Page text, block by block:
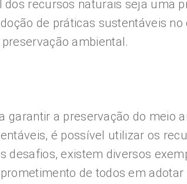
recursos naturais seja uma
de práticas sustentáveis
ambiental.
a preservação do meio
é possível utilizar os
desafios, existem diversos
de todos em